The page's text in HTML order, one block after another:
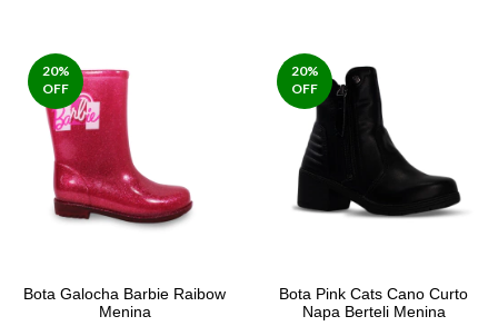
20%
OFF
Bota Galocha Barbie Raibow
Menina
20%
OFF
Bota Pink Cats Cano Curto
Napa Berteli Menina